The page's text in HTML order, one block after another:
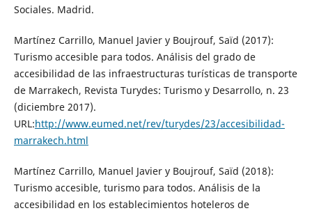
Sociales. Madrid.
Martínez Carrillo, Manuel Javier y Boujrouf, Saïd (2017):
Turismo accesible para todos. Análisis del grado de
accesibilidad de las infraestructuras turísticas de transporte
de Marrakech, Revista Turydes: Turismo y Desarrollo, n. 23
(diciembre 2017).
URL:http://www.eumed.net/rev/turydes/23/accesibilidad-
marrakech.html
Martínez Carrillo, Manuel Javier y Boujrouf, Saïd (2018):
Turismo accesible, turismo para todos. Análisis de la
accesibilidad en los establecimientos hoteleros de